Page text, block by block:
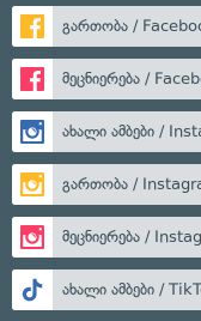
გართობა /
მეცნიერება /
ახალი ამბები /
გართობა /
მეცნიერება /
ახალი ამბები /